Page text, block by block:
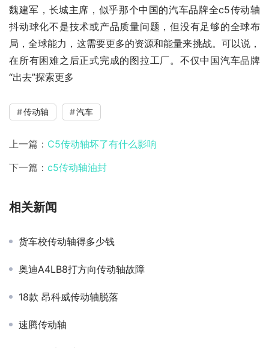
魏建军，长城主席，似乎那个中国的汽车品牌全c5传动轴
抖动球化不是技术或产品质量问题，但没有足够的全球布
局，全球能力，这需要更多的资源和能量来挑战。可以说，
在所有困难之后正式完成的图拉工厂。不仅中国汽车品牌
“出去”探索更多
传动轴 汽车
上一篇： C5传动轴坏了有什么影响
下一篇： c5传动轴油封
相关新闻
货车校传动轴得多少钱
奥迪A4LB8打方向传动轴故障
18款 昂科威传动轴脱落
速腾传动轴